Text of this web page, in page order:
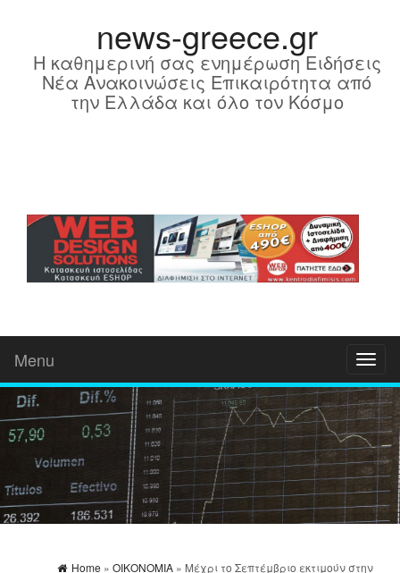
news-greece.gr
Η καθημερινή σας ενημέρωση Ειδήσεις
Νέα Ανακοινώσεις Επικαιρότητα από
την Ελλάδα και όλο τον Κόσμο
Menu
Home » ΟΙΚΟΝΟΜΙΑ » Μέχρι το Σεπτέμβριο εκτιμούν στην